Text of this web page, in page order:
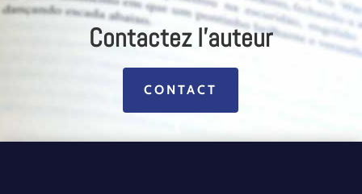
Contactez l'auteur
CONTACT